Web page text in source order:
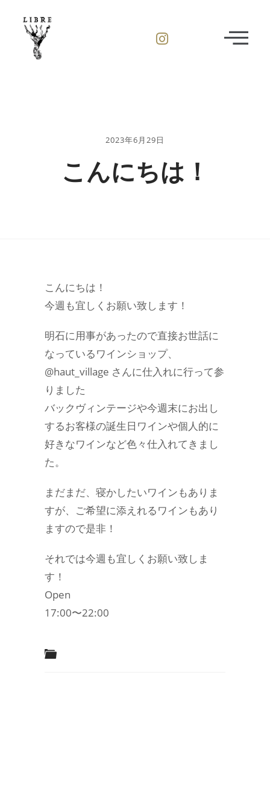
2023年6月29日
こんにちは！
こんにちは！
今週も宜しくお願い致します！
明石に用事があったので直接お世話に
なっているワインショップ、
@haut_village さんに仕入れに行って参
りました
バックヴィンテージや今週末にお出し
するお客様の誕生日ワインや個人的に
好きなワインなど色々仕入れてきまし
た。
まだまだ、寝かしたいワインもありま
すが、ご希望に添えれるワインもあり
ますので是非！
それでは今週も宜しくお願い致しま
す！
Open
17:00〜22:00